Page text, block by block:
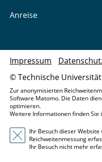
Anreise
© Technische
Impressum
Zur anonymisierten
Software Matomo. Die Daten
optimieren.
Weitere Informationen finden Sie
Ihr Besuch dieser
Reichweitenmessung
Ihr Besuch nicht mehr